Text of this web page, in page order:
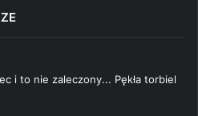
i to nie zaleczony... Pękła torbiel